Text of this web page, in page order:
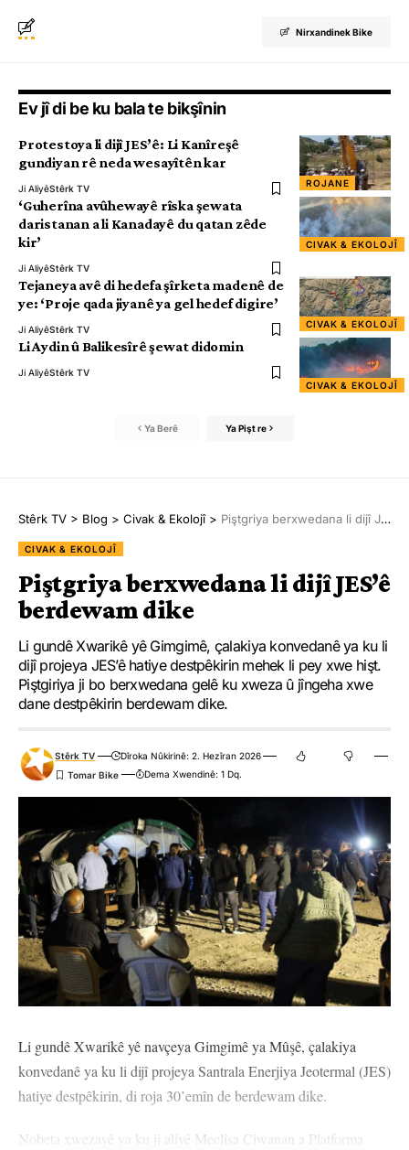
Nirxandinek Bike
Ev jî di be ku bala te bikşînin
ROJANE
Protestoya li dijî JES’ê: Li Kanîreşê
gundiyan rê neda wesayîtên kar
Ji AliyêStêrk TV
CIVAK & EKOLOJÎ
‘Guherîna avûhewayê rîska şewata
daristanan a li Kanadayê du qatan zêde
kir’
Ji AliyêStêrk TV
CIVAK & EKOLOJÎ
Tejaneya avê di hedefa şîrketa madenê de
ye: ‘Proje qada jiyanê ya gel hedef digire’
Ji AliyêStêrk TV
CIVAK & EKOLOJÎ
Li Aydin û Balikesîrê şewat didomin
Ji AliyêStêrk TV
Ya Berê Ya Pişt re
Stêrk TV > Blog > Civak & Ekolojî> Piştgriya berxwedana li dijî JES’ê berdewam dike
CIVAK & EKOLOJÎ
Piştgriya berxwedana li dijî JES’ê
berdewam dike
Li gundê Xwarikê yê Gimgimê, çalakiya konvedanê ya ku li
dijî projeya JES’ê hatiye destpêkirin mehek li pey xwe hişt.
Piştgiriya ji bo berxwedana gelê ku xweza û jîngeha xwe
dane destpêkirin berdewam dike.
Stêrk TV
Dîroka Nûkirinê: 2. Hezîran 2026
Dema Xwendinê: 1 Dq.
Li gundê Xwarikê yê navçeya Gimgimê ya Mûşê, çalakiya
konvedanê ya ku li dijî projeya Santrala Enerjiya Jeotermal (JES)
hatiye destpêkirin, di roja 30’emîn de berdewam dike.
Nobeta xwezayê ya ku ji aliyê Meclîsa Ciwanan a Platforma